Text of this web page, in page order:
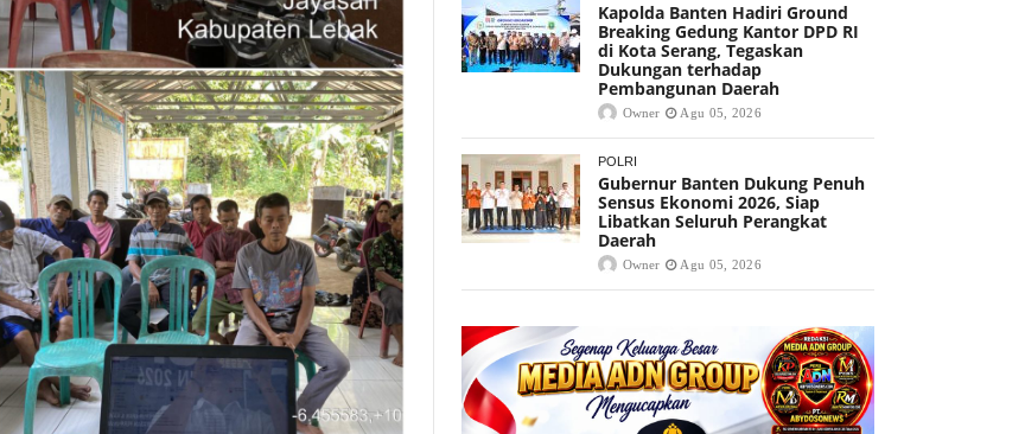
Kapolda Banten Hadiri Ground
Breaking Gedung Kantor DPD RI
di Kota Serang, Tegaskan
Dukungan terhadap
Pembangunan Daerah
Owner Agu 05, 2026
POLRI
Gubernur Banten Dukung Penuh
Sensus Ekonomi 2026, Siap
Libatkan Seluruh Perangkat
Daerah
Owner Agu 05, 2026